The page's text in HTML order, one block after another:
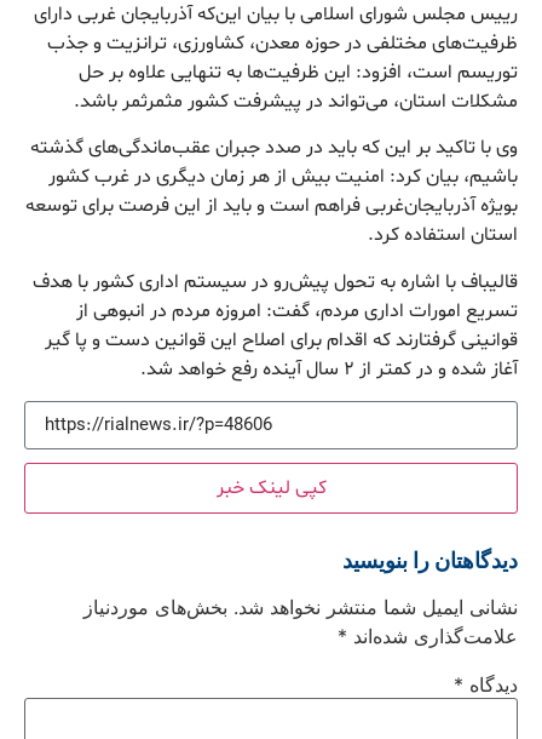
رییس مجلس شورای اسلامی با بیان این‌که آذربایجان غربی دارای
ظرفیت‌های مختلفی در حوزه معدن، کشاورزی، ترانزیت و جذب
توریسم است، افزود: این ظرفیت‌ها به تنهایی علاوه بر حل
مشکلات استان، می‌تواند در پیشرفت کشور مثمرثمر باشد.
وی با تاکید بر این که باید در صدد جبران عقب‌ماندگی‌های گذشته
باشیم، بیان کرد: امنیت بیش از هر زمان دیگری در غرب کشور
بویژه آذربایجان‌غربی فراهم است و باید از این فرصت برای توسعه
استان استفاده کرد.
قالیباف با اشاره به تحول پیش‌رو در سیستم اداری کشور با هدف
تسریع امورات اداری مردم، گفت: امروزه مردم در انبوهی از
قوانینی گرفتارند که اقدام برای اصلاح این قوانین دست و پا گیر
آغاز شده و در کمتر از ۲ سال آینده رفع خواهد شد.
کپی لینک خبر
دیدگاهتان را بنویسید
نشانی ایمیل شما منتشر نخواهد شد. بخش‌های موردنیاز
علامت‌گذاری شده‌اند *
دیدگاه *